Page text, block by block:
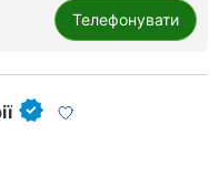
Телефонувати